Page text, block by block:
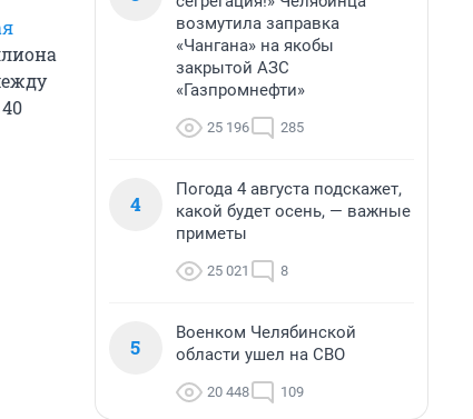
возмутила заправка
«Чангана» на якобы
закрытой АЗС
«Газпромнефти»
25 196 285
4
Погода 4 августа подскажет,
какой будет осень, — важные
приметы
25 021 8
5
Военком Челябинской
области ушел на СВО
20 448 109